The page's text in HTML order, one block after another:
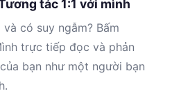
tác 1:1 với mình
có suy ngẫm? Bấm
trực tiếp đọc và phản
bạn như một người bạn